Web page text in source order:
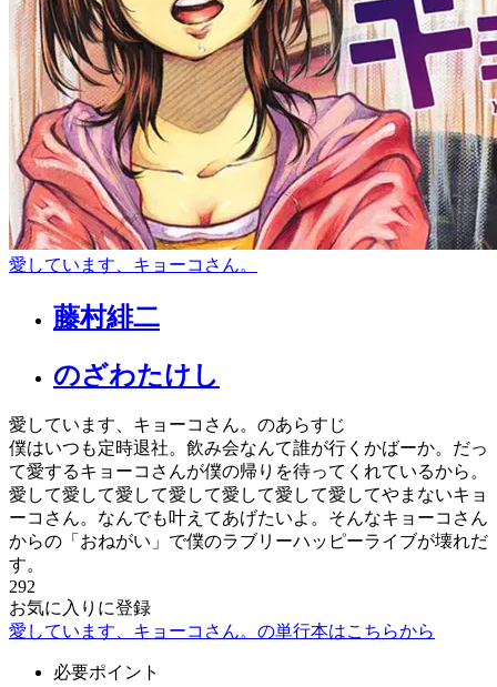
愛しています、キョーコさん。
藤村緋二
のざわたけし
愛しています、キョーコさん。のあらすじ
僕はいつも定時退社。飲み会なんて誰が行くかばーか。だっ
て愛するキョーコさんが僕の帰りを待ってくれているから。
愛して愛して愛して愛して愛して愛して愛してやまないキョ
ーコさん。なんでも叶えてあげたいよ。そんなキョーコさん
からの「おねがい」で僕のラブリーハッピーライブが壊れだ
す。
292
お気に入りに登録
愛しています、キョーコさん。の単行本はこちらから
必要ポイント